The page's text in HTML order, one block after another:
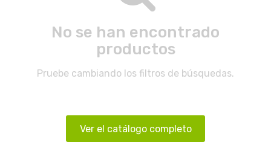
No se han encontrado
productos
Pruebe cambiando los filtros de búsquedas.
Ver el catálogo completo